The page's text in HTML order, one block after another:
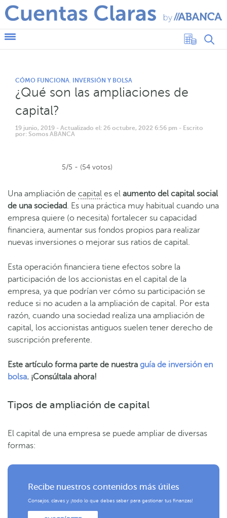
CÓMO FUNCIONA INVERSIÓN Y BOLSA
¿Qué son las ampliaciones de
capital?
19 junio, 2019 - Actualizado el: 26 octubre, 2022 6:56 pm - Escrito
por: Somos ABANCA
5/5 - (54 votos)
Una ampliación de capital es el aumento del capital social
de una sociedad. Es una práctica muy habitual cuando una
empresa quiere (o necesita) fortalecer su capacidad
financiera, aumentar sus fondos propios para realizar
nuevas inversiones o mejorar sus ratios de capital.
Esta operación financiera tiene efectos sobre la
participación de los accionistas en el capital de la
empresa, ya que podrían ver cómo su participación se
reduce si no acuden a la ampliación de capital. Por esta
razón, cuando una sociedad realiza una ampliación de
capital, los accionistas antiguos suelen tener derecho de
suscripción preferente.
Este artículo forma parte de nuestra guía de inversión en
bolsa. ¡Consúltala ahora!
Tipos de ampliación de capital
El capital de una empresa se puede ampliar de diversas
formas:
Recibe nuestros contenidos más útiles
Consejos, claves y ¡todo lo que debes saber para gestionar tus finanzas!